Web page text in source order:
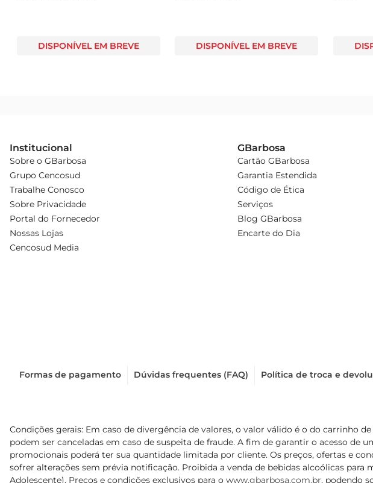
DISPONÍVEL EM BREVE DISPONÍVEL EM BREVE
Institucional
Sobre o GBarbosa
Grupo Cencosud
Trabalhe Conosco
Sobre Privacidade
Portal do Fornecedor
Nossas Lojas
Cencosud Media
GBarbosa
Cartão GBarbosa
Garantia Estendida
Código de Ética
Serviços
Blog GBarbosa
Encarte do Dia
Formas de pagamento Dúvidas frequentes (FAQ) Política de troca e
Condições gerais: Em caso de divergência de valores, o valor válido é o do carrinho
podem ser canceladas em caso de suspeita de fraude. A fim de garantir o acesso
promocionais poderá ter sua quantidade limitada por cliente. Os preços, ofertas e
sofrer alterações sem prévia notificação. Proibida a venda de bebidas alcoólicas para
Adolescente). Preços e condições exclusivos para o www.gbarbosa.com.br, podendo